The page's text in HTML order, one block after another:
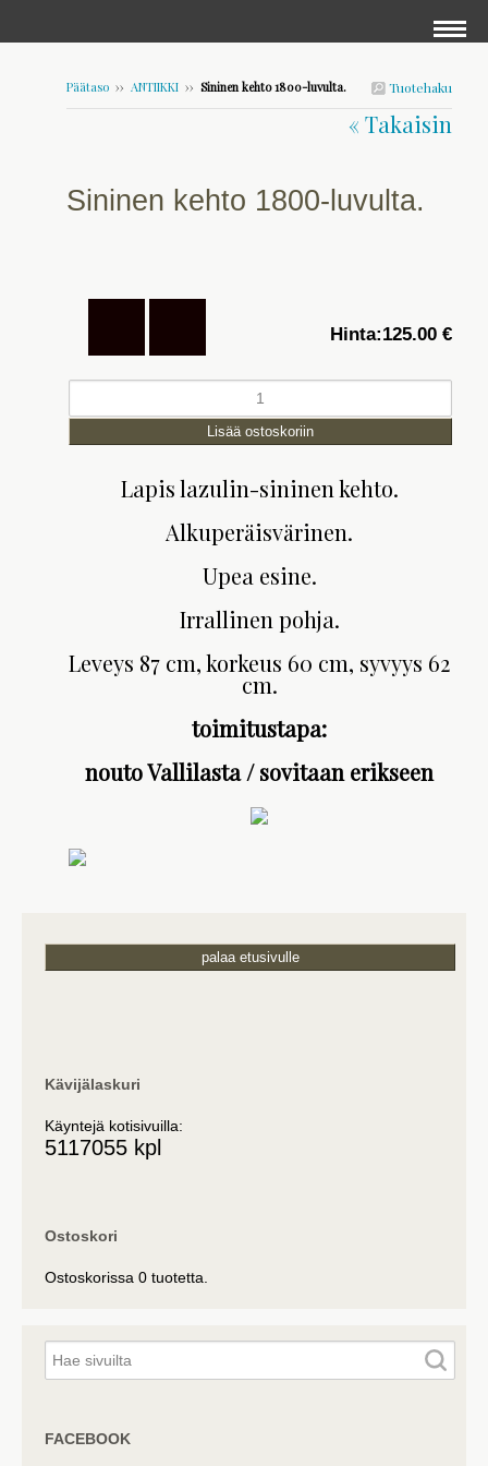
Tuotehaku
Päätaso ›› ANTIIKKI ›› Sininen kehto 1800-luvulta.
« Takaisin
Sininen kehto 1800-luvulta.
Hinta:125.00 €
Lapis lazulin-sininen kehto.
Alkuperäisvärinen.
Upea esine.
Irrallinen pohja.
Leveys 87 cm, korkeus 60 cm, syvyys 62
cm.
toimitustapa:
nouto Vallilasta / sovitaan erikseen
palaa etusivulle
Kävijälaskuri
Käyntejä kotisivuilla:
5117055 kpl
Ostoskori
Ostoskorissa 0 tuotetta.
FACEBOOK